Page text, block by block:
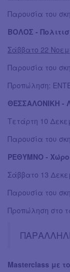
Παρουσία του
ΒΟΛΟΣ -
Σάββατο 22
Παρουσία του
Προπώληση:
ΘΕΣΣΑΛΟΝΙΚΗ -
Τετάρτη 10
Παρουσία του
ΡΕΘΥΜΝΟ -
Σάββατο 13
Παρουσία του
Προπώληση στο
Μasterclass με